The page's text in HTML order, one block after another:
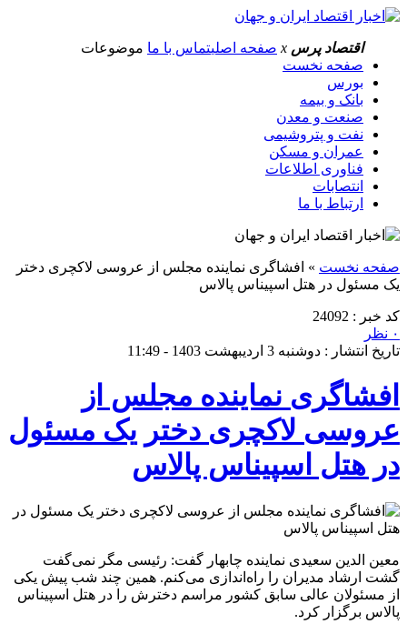
اقتصاد پرس x صفحه اصلیتماس با ما موضوعات
صفحه نخست
بورس
بانک و بیمه
صنعت و معدن
نفت و پتروشیمی
عمران و مسکن
فناوری اطلاعات
انتصابات
ارتباط با ما
صفحه نخست » افشاگری نماینده مجلس از عروسی لاکچری دختر
یک مسئول در هتل اسپیناس پالاس
کد خبر : 24092
۰ نظر
تاریخ انتشار : دوشنبه 3 اردیبهشت 1403 - 11:49
افشاگری نماینده مجلس از
عروسی لاکچری دختر یک مسئول
در هتل اسپیناس پالاس
معین الدین سعیدی نماینده چابهار گفت: رئیسی مگر نمی‌گفت
گشت ارشاد مدیران را راه‌اندازی می‌کنم. همین چند شب پیش یکی
از مسئولان عالی سابق کشور مراسم دخترش را در هتل اسپیناس
پالاس برگزار کرد.